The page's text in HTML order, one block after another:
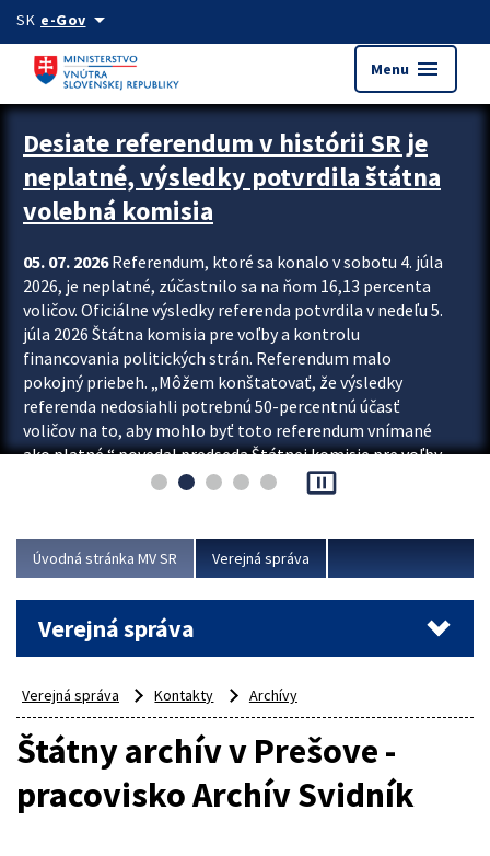
Preskocit na hlavný obsah
SK e-Govarrow_drop_down
Menu menu
Zastavit automatický posun upútavok
Desiate referendum v histórii SR je
neplatné, výsledky potvrdila štátna
volebná komisia
05. 07. 2026Referendum, ktoré sa konalo v sobotu 4. júla
2026, je neplatné, zúčastnilo sa na ňom 16,13 percenta
voličov. Oficiálne výsledky referenda potvrdila v nedeľu 5.
júla 2026 Štátna komisia pre voľby a kontrolu
financovania politických strán. Referendum malo
pokojný priebeh. „Môžem konštatovať, že výsledky
referenda nedosiahli potrebnú 50-percentnú účasť
voličov na to, aby mohlo byť toto referendum vnímané
ako platné,“ povedal predseda Štátnej komisie pre voľby
a kontrolu financovania politických...
pause_presentation
Úvodná stránka MV SR Verejná správa
Verejná správa
Verejná správa Kontakty Archívy
Štátny archív v Prešove -
pracovisko Archív Svidník